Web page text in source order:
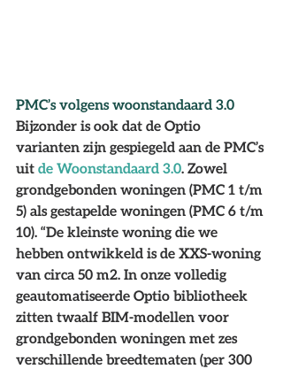
PMC’s volgens woonstandaard 3.0
Bijzonder is ook dat de Optio
varianten zijn gespiegeld aan de PMC’s
uit de Woonstandaard 3.0. Zowel
grondgebonden woningen (PMC 1 t/m
5) als gestapelde woningen (PMC 6 t/m
10). “De kleinste woning die we
hebben ontwikkeld is de XXS-woning
van circa 50 m2. In onze volledig
geautomatiseerde Optio bibliotheek
zitten twaalf BIM-modellen voor
grondgebonden woningen met zes
verschillende breedtematen (per 300